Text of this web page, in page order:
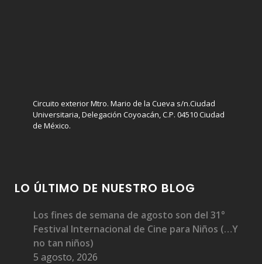
Circuito exterior Mtro. Mario de la Cueva s/n.Ciudad
Universitaria, Delegación Coyoacán, C.P. 04510 Ciudad
de México.
LO ÚLTIMO DE NUESTRO BLOG
Los fines de semana de agosto son del 31°
Festival Internacional de Cine para Niños (…Y
no tan niños)
5 agosto, 2026